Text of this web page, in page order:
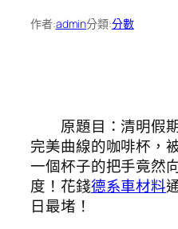
作者:admin分類:分數
原題目：清明假期
完美曲線的咖啡杯，
一個杯子的把手竟然
度！花錢德系車材料
日最堵！